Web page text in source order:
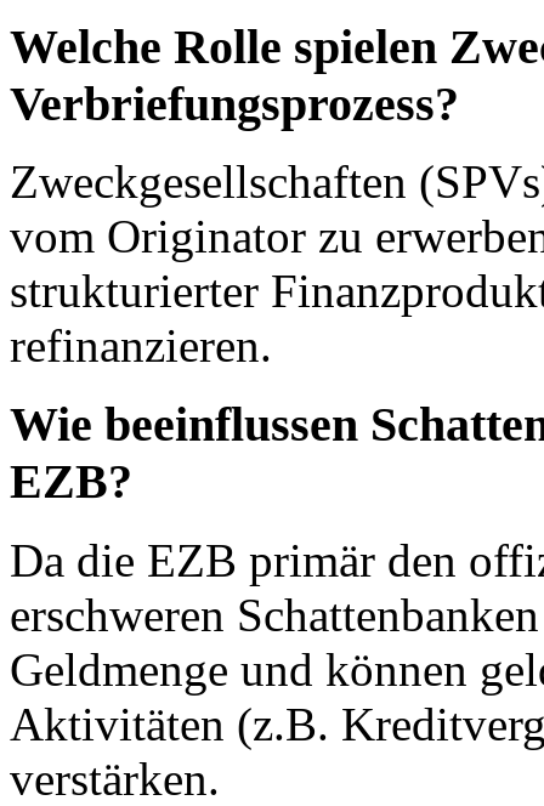
Welche Rolle spielen
Verbriefungsprozess?
Zweckgesellschaften
vom Originator zu
strukturierter
refinanzieren.
Wie beeinflussen
EZB?
Da die EZB primär den
erschweren
Geldmenge und können
Aktivitäten (z.B.
verstärken.